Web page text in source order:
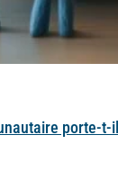
porte-t-